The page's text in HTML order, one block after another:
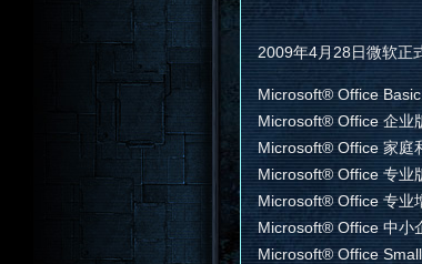
2009年4月28日微软正
Microsoft® Office
Microsoft® Office 企业
Microsoft® Office 家庭
Microsoft® Office 专业
Microsoft® Office 专业
Microsoft® Office 中小
Microsoft® Office